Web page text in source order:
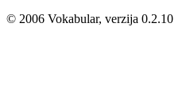
© 2006 Vokabular, verzija 0.2.10